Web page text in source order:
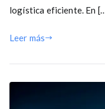
logística eficiente. En
Leer más